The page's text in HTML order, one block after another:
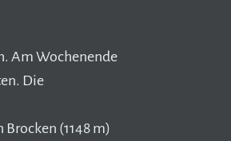
Am Wochenende
Die
(1148 m)